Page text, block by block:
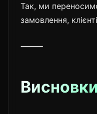
Так, ми
замовлення,
⸻
Висновки